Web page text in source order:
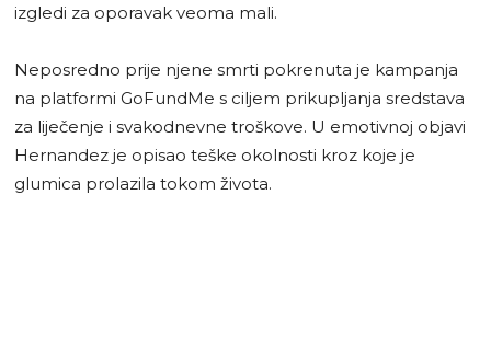
izgledi za oporavak veoma mali.
Neposredno prije njene smrti pokrenuta je kampanja
na platformi GoFundMe s ciljem prikupljanja sredstava
za liječenje i svakodnevne troškove. U emotivnoj objavi
Hernandez je opisao teške okolnosti kroz koje je
glumica prolazila tokom života.